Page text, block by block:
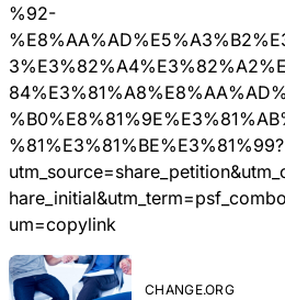
%92-
%81%E3%81%BE%E3%81%99?
um=copylink
CHANGE.ORG